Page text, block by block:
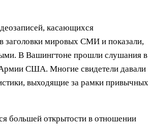
касающихся
заголовки мировых СМИ и показали,
В Вашингтоне прошли слушания в
США. Многие свидетели давали
выходящие за рамки привычных
большей открытости в отношении